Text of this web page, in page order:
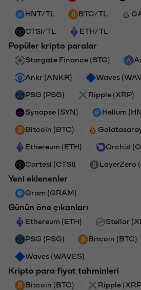
HNT/TL BTC/TL
CTSI/TL ETH/TL
Popüler kripto paralar
Stargate Finance (STG)
Ankr (ANKR) Waves
PSG (PSG) Ripple (XRP)
Synapse (SYN) Helium
Bitcoin (BTC)
Ethereum (ETH) Orchid
Cartesi (CTSI) LayerZero
Yeni eklenenler
Gram (GRAM)
Günün öne çıkanları
Ethereum (ETH) Stellar
PSG (PSG) Bitcoin (BTC)
Waves (WAVES)
Kripto para fiyat tahminleri
Bitcoin (BTC) Ripple